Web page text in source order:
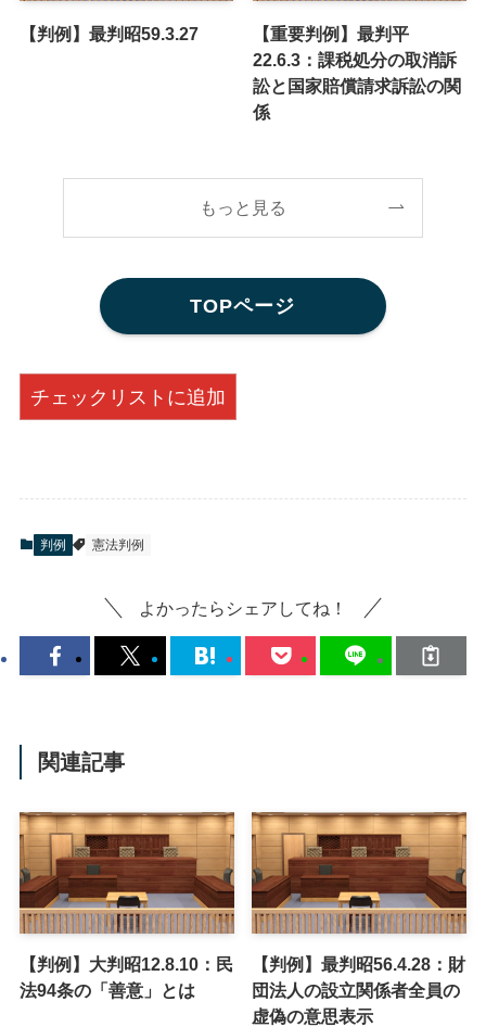
【判例】最判昭59.3.27
【重要判例】最判平
22.6.3：課税処分の取消訴
訟と国家賠償請求訴訟の関
係
もっと見る
TOPページ
チェックリストに追加
判例 憲法判例
よかったらシェアしてね！
関連記事
【判例】大判昭12.8.10：民
法94条の「善意」とは
【判例】最判昭56.4.28：財
団法人の設立関係者全員の
虚偽の意思表示